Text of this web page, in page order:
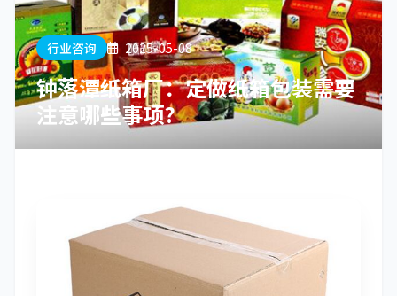
行业咨询 2025-05-08
钟落潭纸箱厂：定做纸箱包装需要
注意哪些事项?